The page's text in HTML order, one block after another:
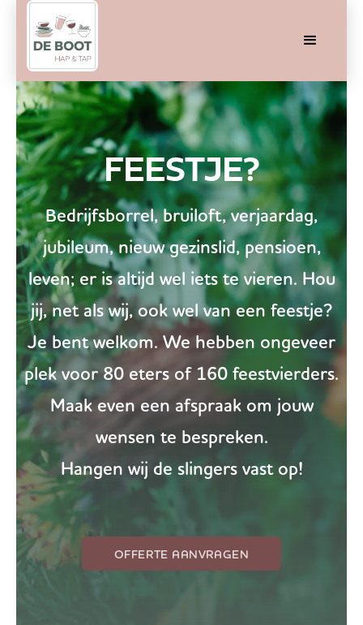
FEESTJE?
Bedrijfsborrel, bruiloft, verjaardag,
jubileum, nieuw gezinslid, pensioen,
leven; er is altijd wel iets te vieren. Hou
jij, net als wij, ook wel van een feestje?
Je bent welkom. We hebben ongeveer
plek voor 80 eters of 160 feestvierders.
Maak even een afspraak om jouw
wensen te bespreken.
Hangen wij de slingers vast op!
OFFERTE AANVRAGEN